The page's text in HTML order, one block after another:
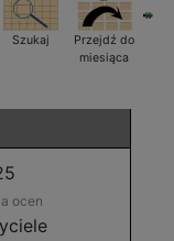
Szukaj
Przejdź do
miesiąca
ocen